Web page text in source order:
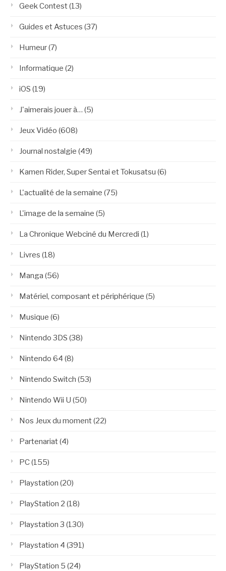
Geek Contest(13)
Guides et Astuces (37)
Humeur(7)
Informatique (2)
iOS (19)
J'aimerais jouer à… (5)
Jeux Vidéo (608)
Journal nostalgie (49)
Kamen Rider, Super Sentai et Tokusatsu (6)
L'actualité de la semaine (75)
L'image de la semaine (5)
La Chronique Webciné du Mercredi (1)
Livres (18)
Manga (56)
Matériel, composant et périphérique (5)
Musique (6)
Nintendo 3DS (38)
Nintendo 64 (8)
Nintendo Switch (53)
Nintendo Wii U (50)
Nos Jeux du moment(22)
Partenariat(4)
PC(155)
Playstation (20)
PlayStation 2 (18)
Playstation 3 (130)
Playstation 4 (391)
PlayStation 5 (24)